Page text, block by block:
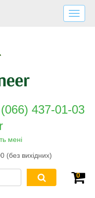
(066) 437-01-03
мені
(без вихідних)
0